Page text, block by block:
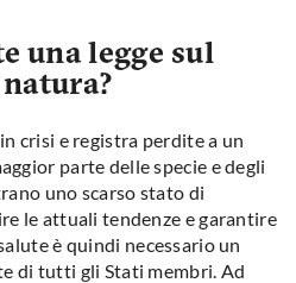
una legge sul
crisi e registra perdite a un
parte delle specie e degli
uno scarso stato di
le attuali tendenze e garantire
è quindi necessario un
di tutti gli Stati membri. Ad